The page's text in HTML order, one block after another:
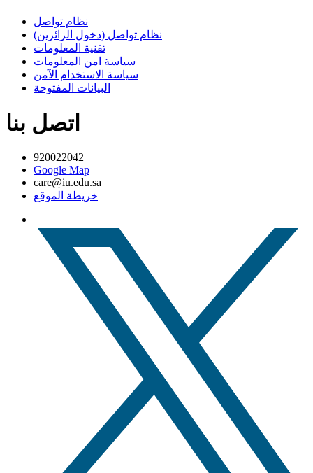
نظام تواصل
نظام تواصل (دخول الزائرين)
تقنية المعلومات
سياسة امن المعلومات
سياسة الاستخدام الآمن
البيانات المفتوحة
اتصل بنا
920022042
Google Map
care@iu.edu.sa
خريطة الموقع